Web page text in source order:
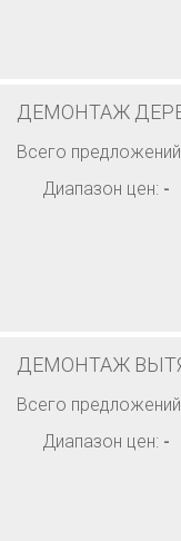
ДЕМОНТАЖ
Всего
Диапазон цен: -
ДЕМОНТАЖ
Всего
Диапазон цен: -